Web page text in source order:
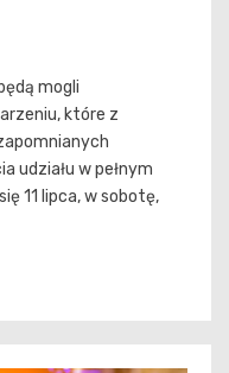
mogli
które z
udziału w pełnym
11 lipca, w sobotę,